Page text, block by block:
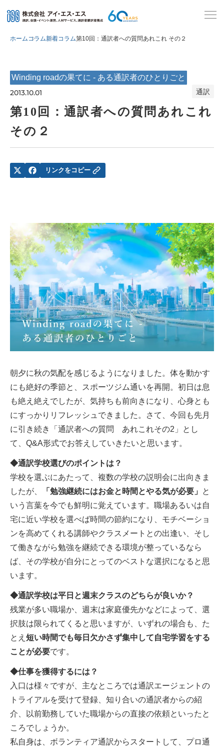
ホームコラム新着コラム第10回：通訳者への質問あれこれ その２
Winding roadの果てに - ある通訳者のひとりごと
2013.10.01 通訳
第10回：通訳者への質問あれこれ
その２
リンクをコピー
朝夕に秋の気配を感じるようになりました。体を動かす
にも絶好の季節と、スポーツジム通いを再開。初日は息
も絶え絶えでしたが、気持ちも前向きになり、心身とも
にすっかりリフレッシュできました。さて、今回も先月
に引き続き「通訳者への質問 あれこれその2」とし
て、Q&A形式でお答えしていきたいと思います。
◆通訳学校選びのポイントは？
学校を選ぶにあたって、複数の学校の説明会に出向きま
したが、
「勉強継続にはお金と時間とやる気が必要」
と
いう言葉を今でも鮮明に覚えています。職場あるいは自
宅に近い学校を選べば時間の節約になり、モチベーショ
ンを高めてくれる講師やクラスメートとの出逢い、そし
て働きながら勉強を継続できる環境が整っているなら
ば、その学校が自分にとってのベストな選択になると思
います。
◆通訳学校は平日と週末クラスのどちらが良いか？
残業が多い職場か、週末は家庭優先かなどによって、選
択肢は限られてくると思いますが、いずれの場合も、た
とえ 短い時間でも毎日欠かさず集中して自宅学習をする
ことが必要です。
◆仕事を獲得するには？
入口は様々ですが、主なところでは通訳エージェントの
トライアルを受けて登録、知り合いの通訳者からの紹
介、以前勤務していた職場からの直接の依頼といったと
ころでしょうか。
私自身は、ボランティア通訳からスタートして、プロ通